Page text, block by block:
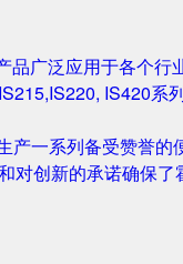
广泛应用于各个
IS420
一系列备受赞誉
创新的承诺确保